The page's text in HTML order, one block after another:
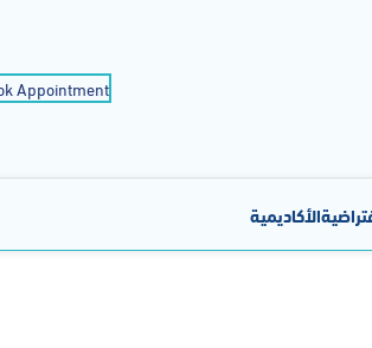
Appointment
الأكاديمية